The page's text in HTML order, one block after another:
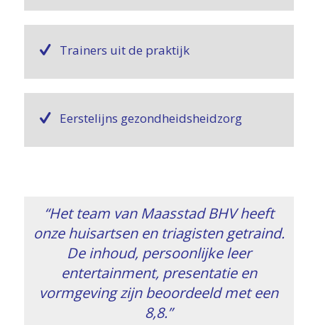
Trainers uit de praktijk
Eerstelijns gezondheidsheidzorg
“Het team van Maasstad BHV heeft
onze huisartsen en triagisten getraind.
De inhoud, persoonlijke leer
entertainment, presentatie en
vormgeving zijn beoordeeld met een
8,8.”